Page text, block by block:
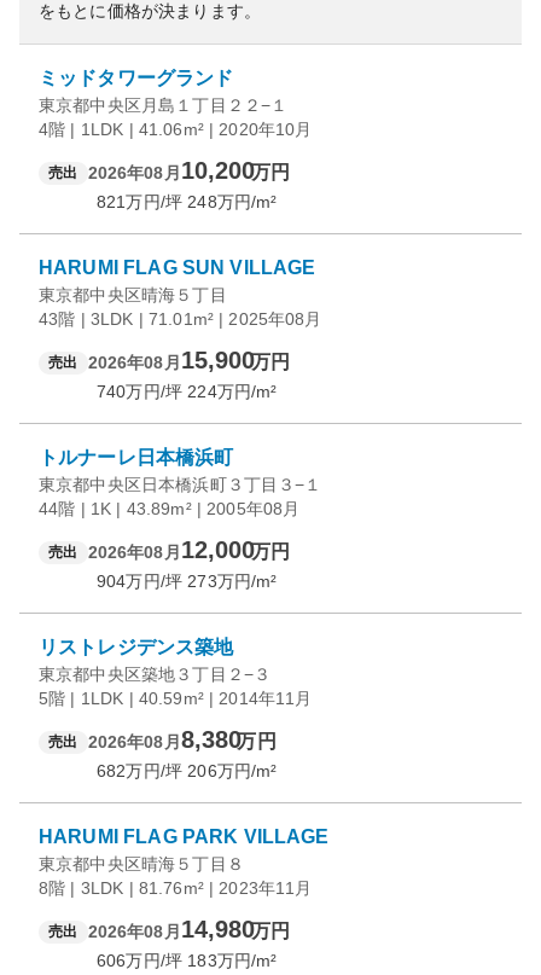
をもとに価格が決まります。
ミッドタワーグランド
東京都中央区月島１丁目２２−１
4階 | 1LDK | 41.06m² | 2020年10月
売出 2026年08月 10,200万円
821万円/坪 248万円/m²
HARUMI FLAG SUN VILLAGE
東京都中央区晴海５丁目
43階 | 3LDK | 71.01m² | 2025年08月
売出 2026年08月 15,900万円
740万円/坪 224万円/m²
トルナーレ日本橋浜町
東京都中央区日本橋浜町３丁目３−１
44階 | 1K | 43.89m² | 2005年08月
売出 2026年08月 12,000万円
904万円/坪 273万円/m²
リストレジデンス築地
東京都中央区築地３丁目２−３
5階 | 1LDK | 40.59m² | 2014年11月
売出 2026年08月 8,380万円
682万円/坪 206万円/m²
HARUMI FLAG PARK VILLAGE
東京都中央区晴海５丁目８
8階 | 3LDK | 81.76m² | 2023年11月
売出 2026年08月 14,980万円
606万円/坪 183万円/m²